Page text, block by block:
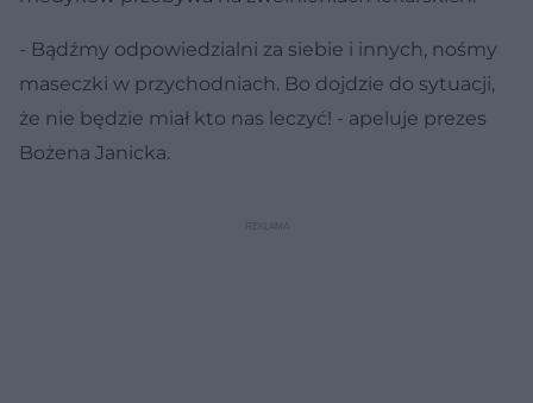
- Bądźmy odpowiedzialni za siebie i innych, nośmy
maseczki w przychodniach. Bo dojdzie do sytuacji,
że nie będzie miał kto nas leczyć! - apeluje prezes
Bożena Janicka.